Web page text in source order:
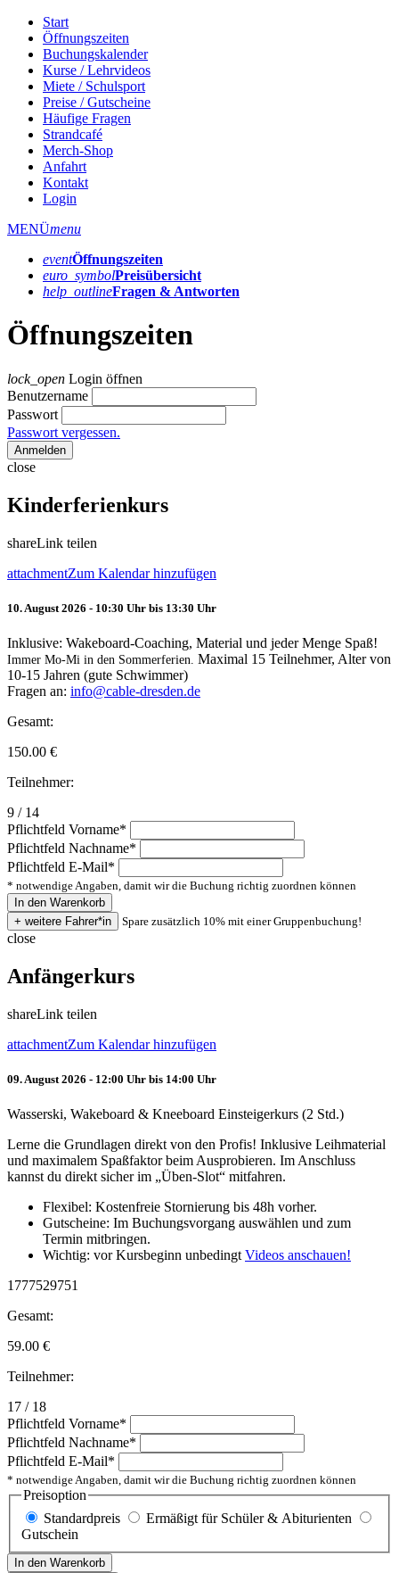
Start
Öffnungszeiten
Buchungskalender
Kurse / Lehrvideos
Miete / Schulsport
Preise / Gutscheine
Häufige Fragen
Strandcafé
Merch-Shop
Anfahrt
Kontakt
Login
MENÜmenu
eventÖffnungs­zeiten
euro_symbolPreis­übersicht
help_outlineFragen & Antworten
Öffnungszeiten
lock_open Login öffnen
Benutzername
Passwort
Passwort vergessen.
Anmelden
close
Kinderferienkurs
shareLink teilen
attachmentZum Kalendar hinzufügen
10. August 2026 - 10:30 Uhr bis 13:30 Uhr
Inklusive: Wakeboard-Coaching, Material und jeder Menge Spaß!
Immer Mo-Mi in den Sommerferien. Maximal 15 Teilnehmer, Alter von
10-15 Jahren (gute Schwimmer)
Fragen an: info@cable-dresden.de
Gesamt:
150.00 €
Teilnehmer:
9 / 14
Pflichtfeld Vorname*
Pflichtfeld Nachname*
Pflichtfeld E-Mail*
* notwendige Angaben, damit wir die Buchung richtig zuordnen können
Spare zusätzlich 10% mit einer Gruppenbuchung!
close
Anfängerkurs
shareLink teilen
attachmentZum Kalendar hinzufügen
09. August 2026 - 12:00 Uhr bis 14:00 Uhr
Wasserski, Wakeboard & Kneeboard Einsteigerkurs (2 Std.)
Lerne die Grundlagen direkt von den Profis! Inklusive Leihmaterial
und maximalem Spaßfaktor beim Ausprobieren. Im Anschluss
kannst du direkt sicher im „Üben-Slot“ mitfahren.
Flexibel: Kostenfreie Stornierung bis 48h vorher.
Gutscheine: Im Buchungsvorgang auswählen und zum
Termin mitbringen.
Wichtig: vor Kursbeginn unbedingt Videos anschauen!
1777529751
Gesamt:
59.00 €
Teilnehmer:
17 / 18
Pflichtfeld Vorname*
Pflichtfeld Nachname*
Pflichtfeld E-Mail*
* notwendige Angaben, damit wir die Buchung richtig zuordnen können
Preisoption
Standardpreis
Ermäßigt für Schüler & Abiturienten
Gutschein